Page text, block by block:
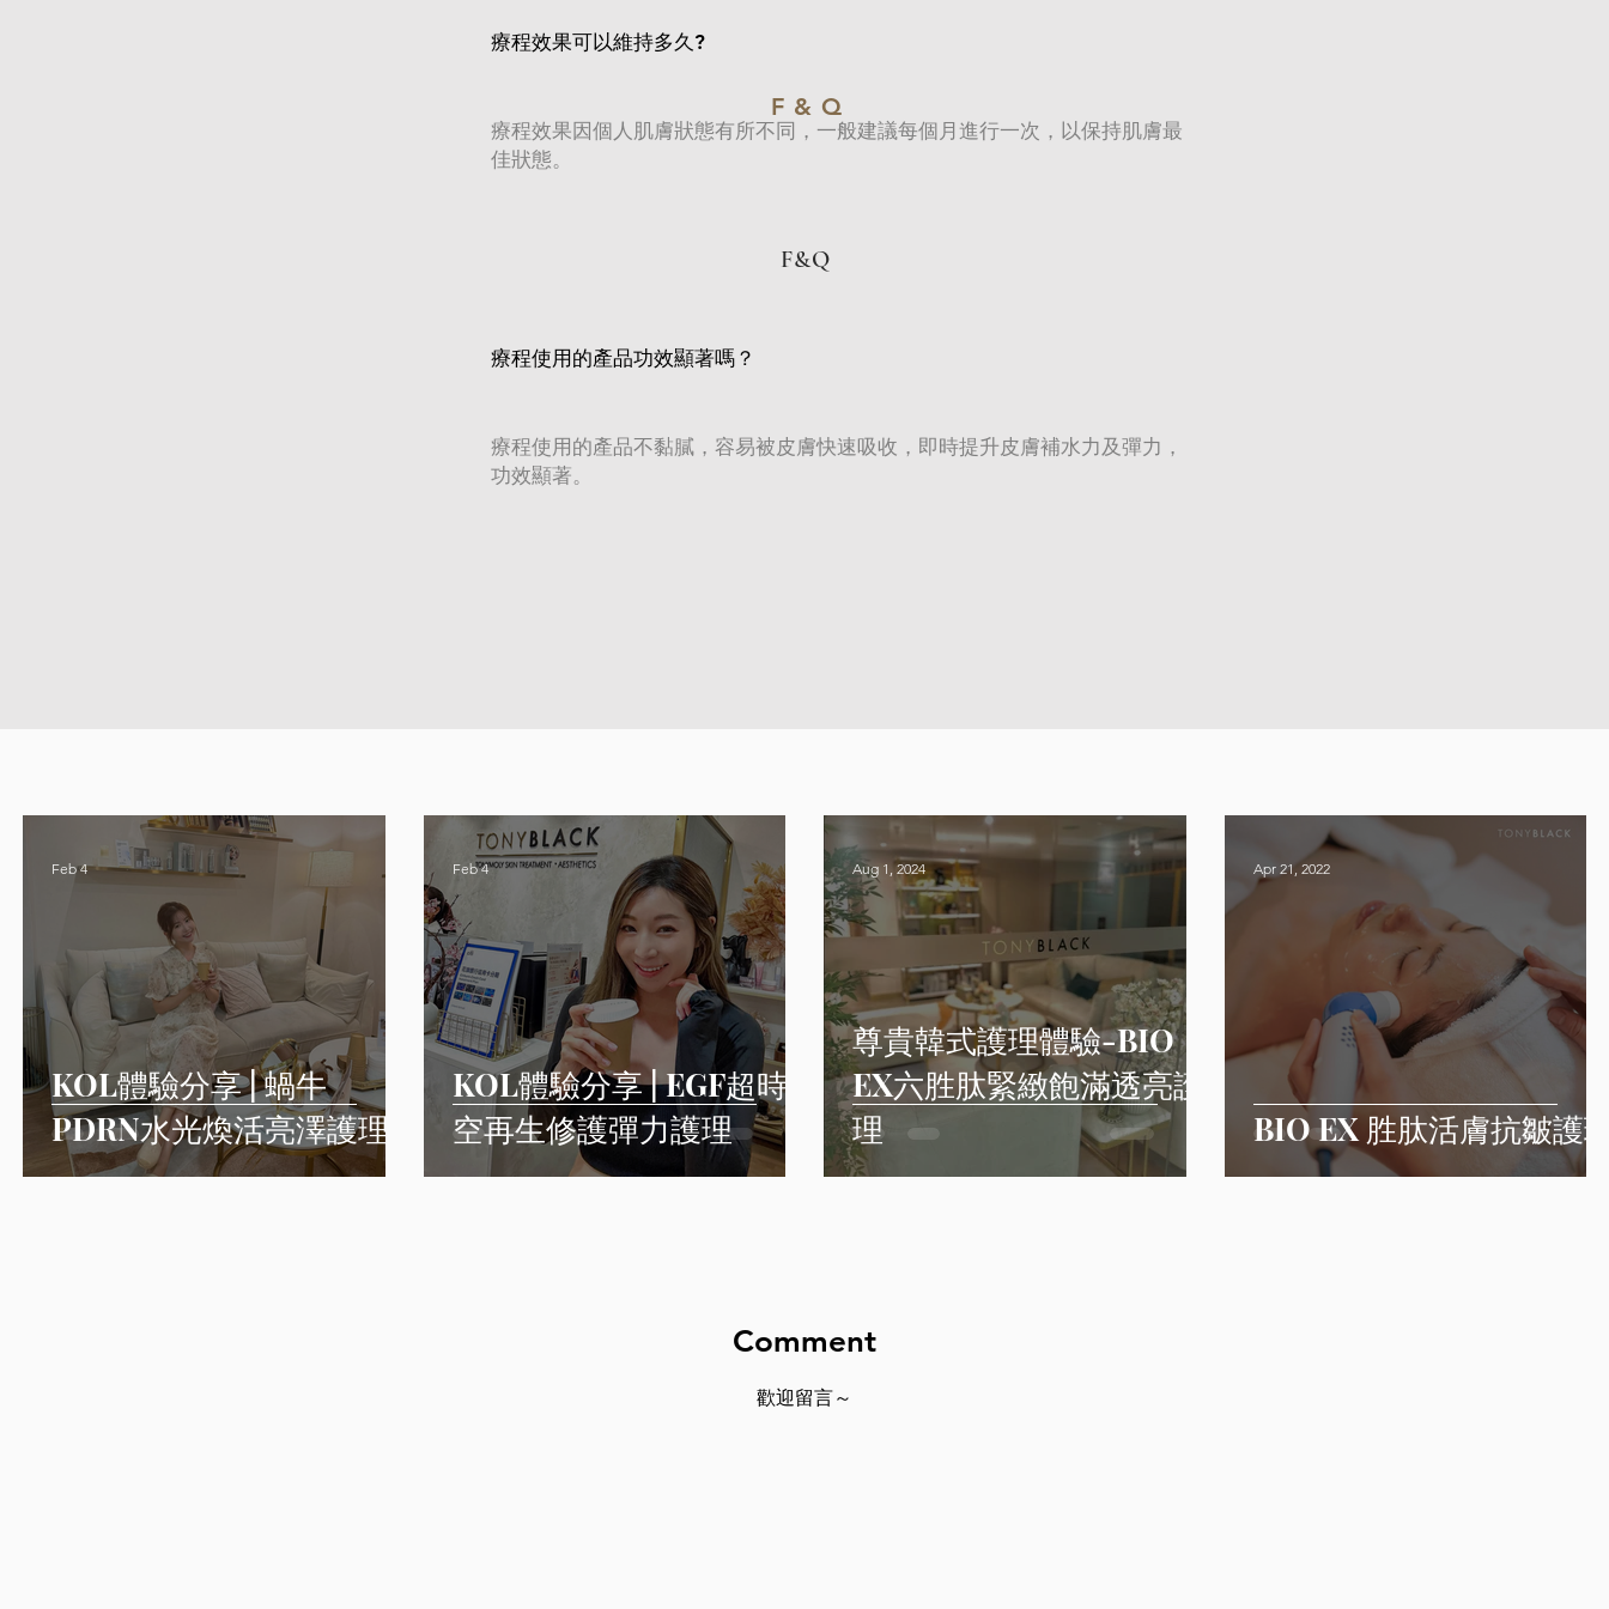
療程效果可以維持多久?
療程效果因個人肌膚狀態有所不同，一般建議每個月進行一次，以保持肌膚最
佳狀態。
F & Q
F&Q
療程使用的產品功效顯著嗎？
療程使用的產品不黏膩，容易被皮膚快速吸收，即時提升皮膚補水力及彈力，
功效顯著。
KOL體驗分享 | 蝸牛
PDRN水光煥活亮澤護理
Feb 4
KOL體驗分享 | EGF超時
空再生修護彈力護理
Feb 4
尊貴韓式護理體驗-BIO
EX六胜肽緊緻飽滿透亮護
理
Aug 1, 2024
BIO EX 胜肽活膚抗皺護
Apr 21, 2022
Comment
歡迎留言～